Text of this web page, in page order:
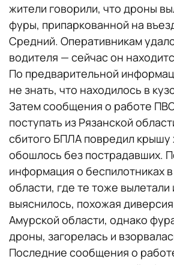
жители говорили, что дроны
фуры, припаркованной на
Средний. Оперативникам
водителя — сейчас он
По предварительной
не знать, что находилось в
Затем сообщения о работе
поступать из Рязанской
сбитого БПЛА повредил крышу
обошлось без пострадавших.
информация о беспилотниках
области, где те тоже
выяснилось, похожая
Амурской области, однако
дроны, загорелась и
Последние сообщения о